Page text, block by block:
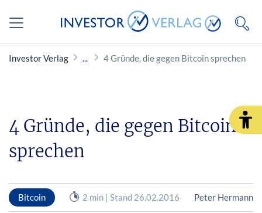
Investor Verlag 4 Gründe, die gegen Bitcoin sprechen
4 Gründe, die gegen Bitcoin
sprechen
Bitcoin 2 min | Stand 26.02.2016 Peter Hermann